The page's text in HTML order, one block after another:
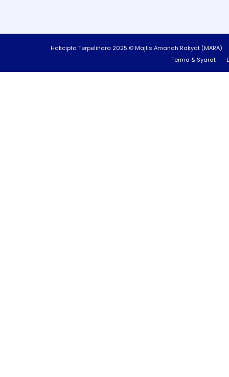
Hakcipta Terpelihara 2025 © Majlis Amanah Rakyat (MARA)
Terma & Syarat